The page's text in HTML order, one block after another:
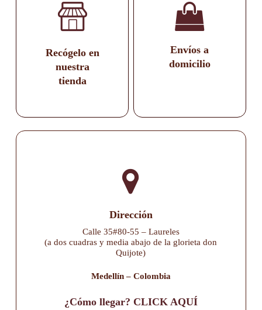
Recógelo en
nuestra
tienda
Envíos a
domicilio
Dirección
Calle 35#80-55 – Laureles
(a dos cuadras y media abajo de la glorieta don
Quijote)
Medellín – Colombia
¿Cómo llegar? CLICK AQUÍ